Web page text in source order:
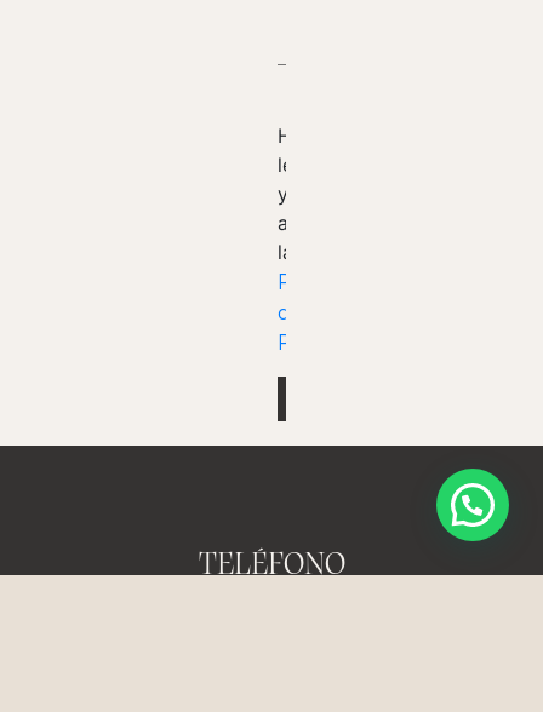
He
leído
y
acepto
la
Política
de
Privacidad.
TELÉFONO